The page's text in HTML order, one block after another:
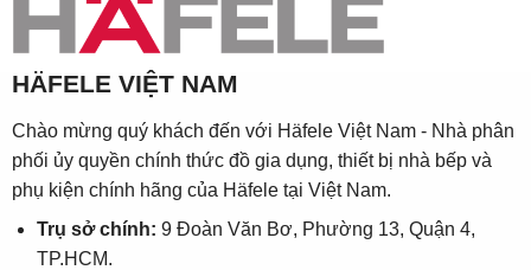
HÄFELE VIỆT NAM
Chào mừng quý khách đến với Häfele Việt Nam - Nhà phân
phối ủy quyền chính thức đồ gia dụng, thiết bị nhà bếp và
phụ kiện chính hãng của Häfele tại Việt Nam.
Trụ sở chính: 9 Đoàn Văn Bơ, Phường 13, Quận 4,
TP.HCM.